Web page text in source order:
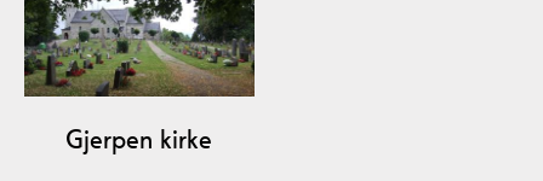
Gjerpen kirke